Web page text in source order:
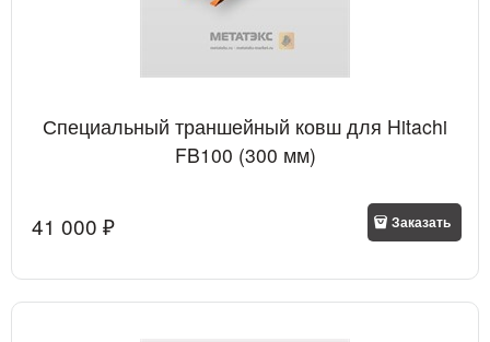
Специальный траншейный ковш для Hitachi
FB100 (300 мм)
41 000 ₽ Заказать